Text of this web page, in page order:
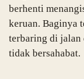
berhenti
keruan. Baginya
terbaring di jalan
tidak bersahabat.